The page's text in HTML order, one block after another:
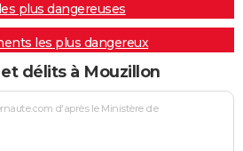
plus dangereuses
les plus dangereux
délits à Mouzillon
d'après le Ministère de